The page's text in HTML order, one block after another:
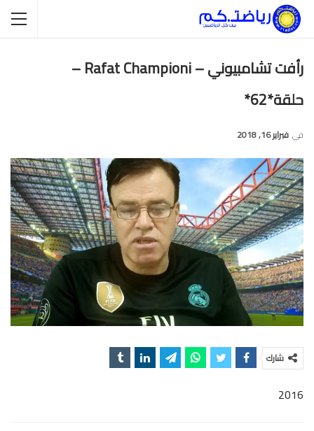
رأفت تشامبيوني – Rafat Championi –
حلقة*62*
في فبراير 16, 2018
شارك
2016